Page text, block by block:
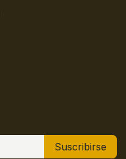
Suscribirse